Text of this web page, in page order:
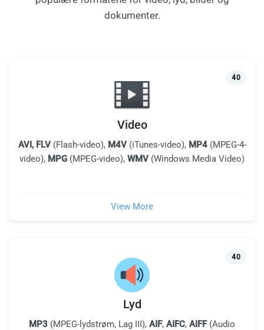
dokumenter.
40
Video
AVI, FLV(Flash-video), M4V(iTunes-video), MP4(MPEG-4-
video), MPG (MPEG-video), WMV (Windows Media Video)
View More
40
Lyd
MP3 (MPEG-lydstrøm, Lag III), AIF, AIFC, AIFF(Audio